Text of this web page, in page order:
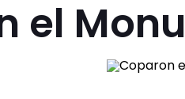
el